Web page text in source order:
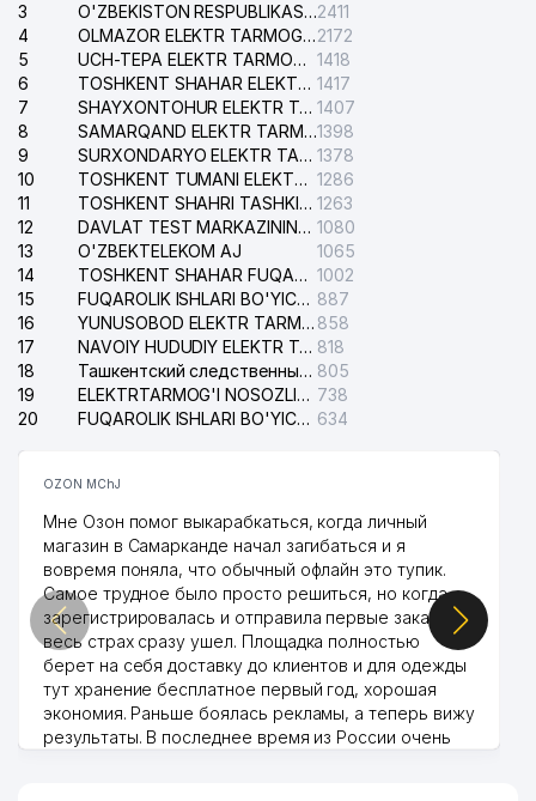
3
O'ZBEKISTON RESPUBLIKASI BOSH PROKURATURASI ISHONCH TELEFONI2411
4
OLMAZOR ELEKTR TARMOG'I NOSOZLIKLARI XIZMATI2172
5
UCH-TEPA ELEKTR TARMOG'I NOSOZLIKLARI XIZMATI 1418
6
TOSHKENT SHAHAR ELEKTR TARMOQLARI KORXONASI AJ 1417
7
SHAYXONTOHUR ELEKTR TARMOG'I NOSOZLIKLARINI TUZATISH XIZMATI 1407
8
SAMARQAND ELEKTR TARMOQLARI AJ1398
9
SURXONDARYO ELEKTR TARMOQLARI AJ 1378
10
TOSHKENT TUMANI ELEKTR TARMOG'I AVARIYA XIZMATI 1286
11
TOSHKENT SHAHRI TASHKILOT TELEFONLARI HAQIDA MA'LUMOT BYUROSI 1263
12
DAVLAT TEST MARKAZINING ISHONCH TELEFONLARI 1080
13
O'ZBEKTELEKOM AJ
1065
14
TOSHKENT SHAHAR FUQAROLIK ISHLARI BO'YICHA SUDI 1002
15
FUQAROLIK ISHLARI BO'YICHA YAKKASAROY TUMANLARARO SUDI 887
16
YUNUSOBOD ELEKTR TARMOG'I NOSOZLIKLARI XIZMATI 858
17
NAVOIY HUDUDIY ELEKTR TARMOQLARI KORXONASI AJ 818
18
Ташкентский следственный изолятор 805
19
ELEKTRTARMOG'I NOSOZLIKLARINI TO'ZATISH SERGELI XIZMATI 738
20
FUQAROLIK ISHLARI BO'YICHA UCH-TEPA TUMANI SUDI 634
OZON MChJ
Мне Озон помог выкарабкаться, когда личный
магазин в Самарканде начал загибаться и я
вовремя поняла, что обычный офлайн это тупик.
Самое трудное было просто решиться, но когда
зарегистрировалась и отправила первые заказы,
весь страх сразу ушел. Площадка полностью
берет на себя доставку до клиентов и для одежды
тут хранение бесплатное первый год, хорошая
экономия. Раньше боялась рекламы, а теперь вижу
результаты. В последнее время из России очень